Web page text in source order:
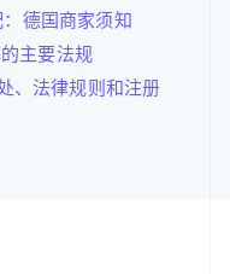
德国商家须知
主要法规
、法律规则和注册